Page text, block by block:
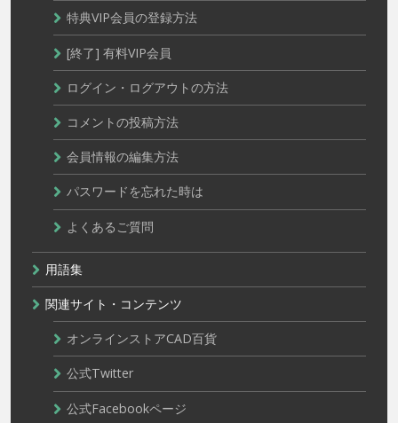
特典VIP会員の登録方法
[終了] 有料VIP会員
ログイン・ログアウトの方法
コメントの投稿方法
会員情報の編集方法
パスワードを忘れた時は
よくあるご質問
用語集
関連サイト・コンテンツ
オンラインストアCAD百貨
公式Twitter
公式Facebookページ